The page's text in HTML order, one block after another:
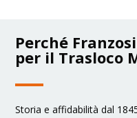
Perché
per il Trasloco
Storia e affidabilità dal